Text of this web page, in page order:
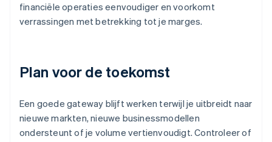
financiële operaties eenvoudiger en voorkomt
verrassingen met betrekking tot je marges.
Plan voor de toekomst
Een goede gateway blijft werken terwijl je uitbreidt naar
nieuwe markten, nieuwe businessmodellen
ondersteunt of je volume vertienvoudigt. Controleer of